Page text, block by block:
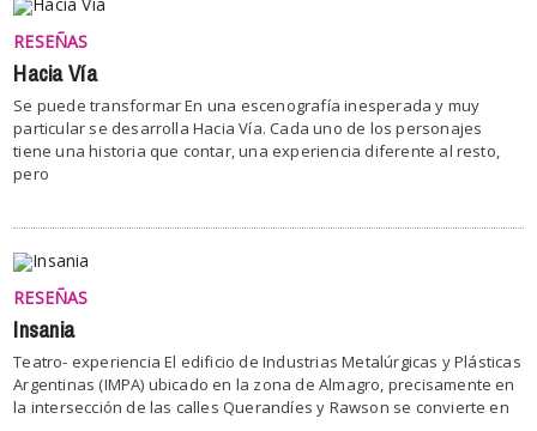
RESEÑAS
Hacia Vía
Se puede transformar En una escenografía inesperada y muy
particular se desarrolla Hacia Vía. Cada uno de los personajes
tiene una historia que contar, una experiencia diferente al resto,
pero
RESEÑAS
Insania
Teatro- experiencia El edificio de Industrias Metalúrgicas y Plásticas
Argentinas (IMPA) ubicado en la zona de Almagro, precisamente en
la intersección de las calles Querandíes y Rawson se convierte en